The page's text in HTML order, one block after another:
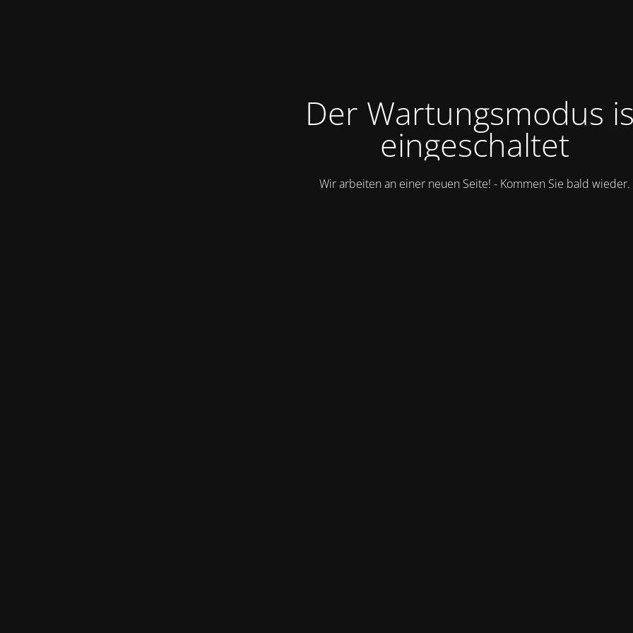
Der Wartungsmodus
eingeschaltet
Wir arbeiten an einer neuen Seite! - Kommen Sie bald wieder.